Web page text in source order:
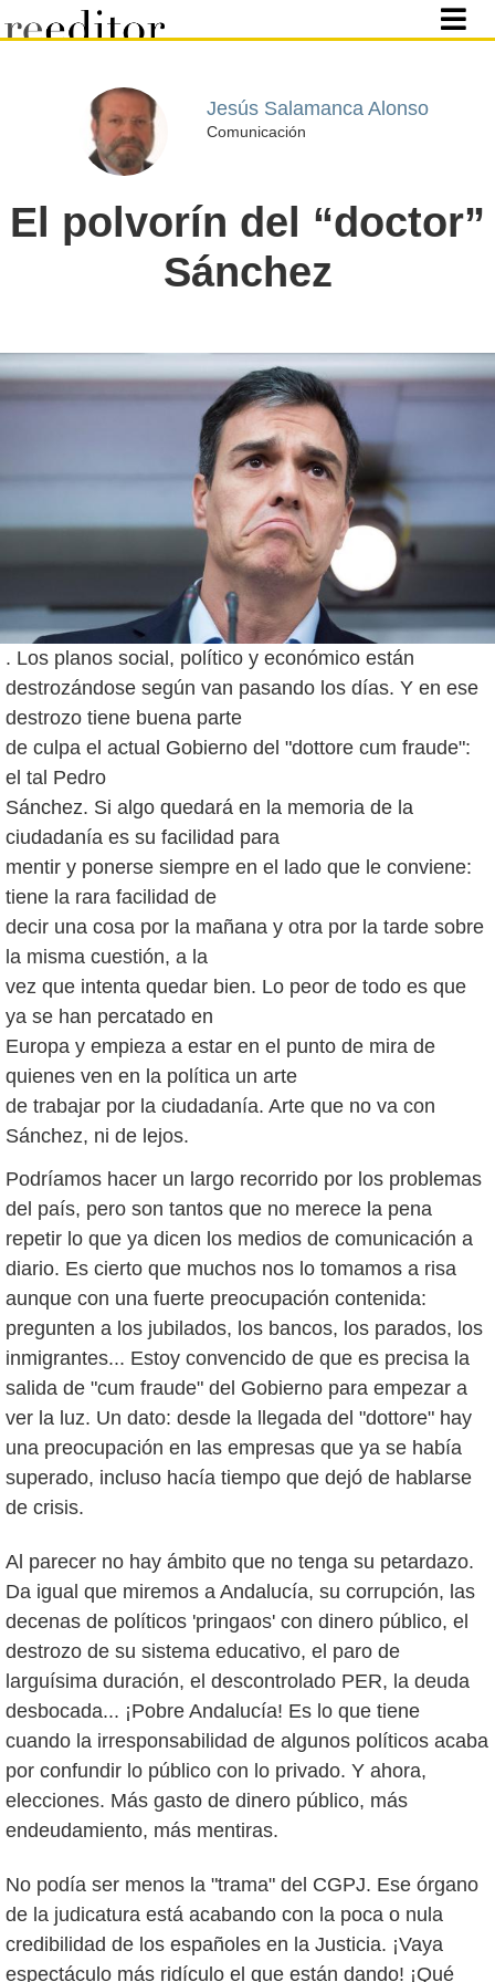
Jesús Salamanca Alonso
Comunicación
El polvorín del “doctor”
Sánchez
. Los planos social, político y económico están
destrozándose según van pasando los días. Y en ese
destrozo tiene buena parte
de culpa el actual Gobierno del "dottore cum fraude":
el tal Pedro
Sánchez. Si algo quedará en la memoria de la
ciudadanía es su facilidad para
mentir y ponerse siempre en el lado que le conviene:
tiene la rara facilidad de
decir una cosa por la mañana y otra por la tarde sobre
la misma cuestión, a la
vez que intenta quedar bien. Lo peor de todo es que
ya se han percatado en
Europa y empieza a estar en el punto de mira de
quienes ven en la política un arte
de trabajar por la ciudadanía. Arte que no va con
Sánchez, ni de lejos.
Podríamos hacer un largo recorrido por los problemas
del país, pero son tantos que no merece la pena
repetir lo que ya dicen los medios de comunicación a
diario. Es cierto que muchos nos lo tomamos a risa
aunque con una fuerte preocupación contenida:
pregunten a los jubilados, los bancos, los parados, los
inmigrantes... Estoy convencido de que es precisa la
salida de "cum fraude" del Gobierno para empezar a
ver la luz. Un dato: desde la llegada del "dottore" hay
una preocupación en las empresas que ya se había
superado, incluso hacía tiempo que dejó de hablarse
de crisis.
Al parecer no hay ámbito que no tenga su petardazo.
Da igual que miremos a Andalucía, su corrupción, las
decenas de políticos 'pringaos' con dinero público, el
destrozo de su sistema educativo, el paro de
larguísima duración, el descontrolado PER, la deuda
desbocada... ¡Pobre Andalucía! Es lo que tiene
cuando la irresponsabilidad de algunos políticos acaba
por confundir lo público con lo privado. Y ahora,
elecciones. Más gasto de dinero público, más
endeudamiento, más mentiras.
No podía ser menos la "trama" del CGPJ. Ese órgano
de la judicatura está acabando con la poca o nula
credibilidad de los españoles en la Justicia. ¡Vaya
espectáculo más ridículo el que están dando! ¡Qué